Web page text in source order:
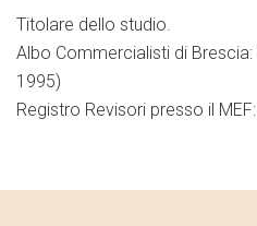
Titolare dello studio.
Albo Commercialisti di Brescia:
1995)
Registro Revisori presso il MEF: